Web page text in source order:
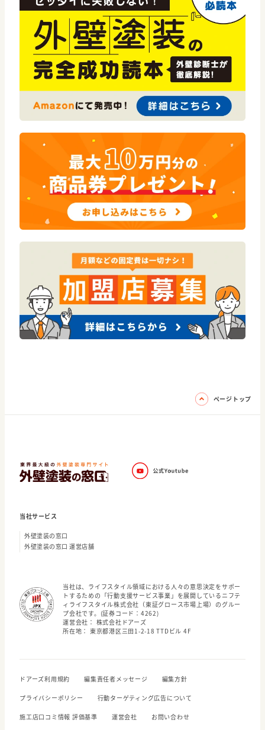
ページトップ
当社サービス
外壁塗装の窓口
外壁塗装の窓口 運営店舗
当社は、ライフスタイル領域における人々の意思決定をサポー
トするための「行動支援サービス事業」を展開しているニフテ
ィライフスタイル株式会社（東証グロース市場上場）のグルー
プ会社です。(証券コード：4262)
運営会社： 株式会社ドアーズ
所在地： 東京都港区三田1-2-18 TTDビル 4F
ドアーズ利用規約 編集責任者メッセージ 編集方針
プライバシーポリシー 行動ターゲティング広告について
施工店口コミ情報 評価基準 運営会社 お問い合わせ